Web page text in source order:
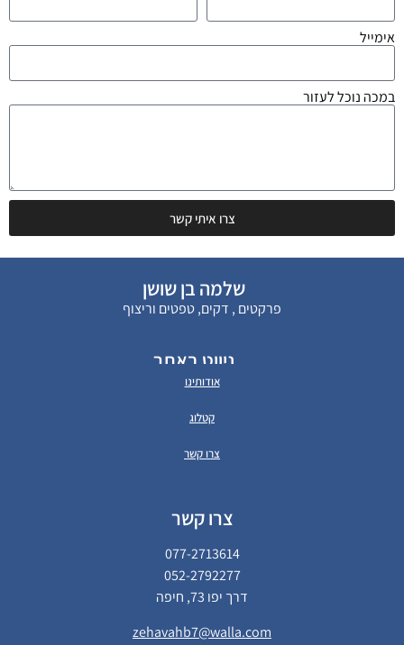
אימייל
במכה נוכל לעזור
צרו איתי קשר
שלמה בן שושן
פרקטים , דקים, טפטים וריצוף
ניווט באתר
אודותינו
קטלוג
צרו קשר
צרו קשר
077-2713614
052-2792277
דרך יפו 73, חיפה
zehavahb7@walla.com